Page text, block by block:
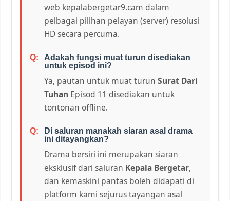
web kepalabergetar9.cam dalam
pelbagai pilihan pelayan (server) resolusi
HD secara percuma.
Adakah fungsi muat turun disediakan
untuk episod ini?
Ya, pautan untuk muat turunSurat Dari
Tuhan Episod 11 disediakan untuk
tontonan offline.
Di saluran manakah siaran asal drama
ini ditayangkan?
Drama bersiri ini merupakan siaran
eksklusif dari saluran Kepala Bergetar,
dan kemaskini pantas boleh didapati di
platform kami sejurus tayangan asal